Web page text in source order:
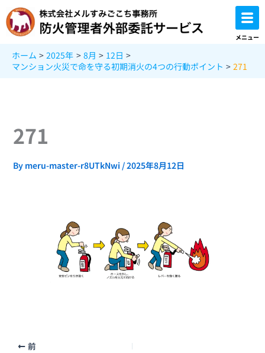
容
を
メニュー
ホーム 2025年 8月
12日
マンション火災で命を守る初期消火の4つの行動ポイント
271
271
By meru-master-r8UTkNwi /2025年8月12日
前